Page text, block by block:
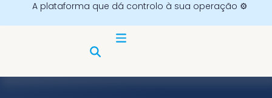
A plataforma que dá controlo à sua operação ⚙️